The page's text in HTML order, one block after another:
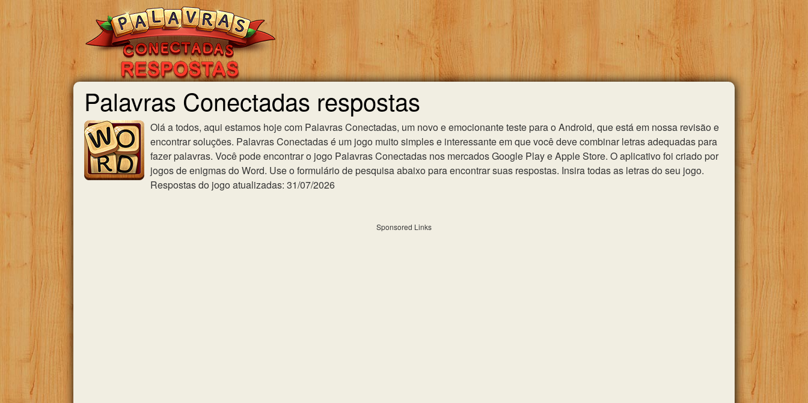
Palavras Conectadas respostas
Olá a todos, aqui estamos hoje com Palavras Conectadas, um novo e emocionante teste para o Android, que está em nossa revisão e
encontrar soluções. Palavras Conectadas é um jogo muito simples e interessante em que você deve combinar letras adequadas para
fazer palavras. Você pode encontrar o jogo Palavras Conectadas nos mercados Google Play e Apple Store. O aplicativo foi criado por
jogos de enigmas do Word. Use o formulário de pesquisa abaixo para encontrar suas respostas. Insira todas as letras do seu jogo.
Respostas do jogo atualizadas: 31/07/2026
Sponsored Links